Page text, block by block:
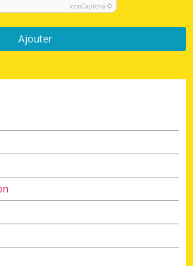
IconCaptcha ©
Ajouter